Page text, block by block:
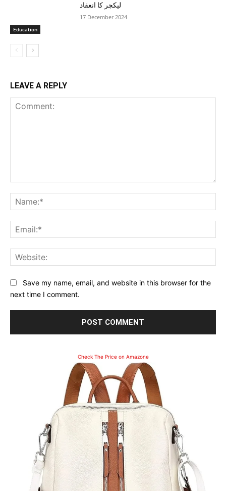
Education
لیکچر کا انعقاد
17 December 2024
LEAVE A REPLY
Save my name, email, and website in this browser for the
next time I comment.
Check The Price on Amazone